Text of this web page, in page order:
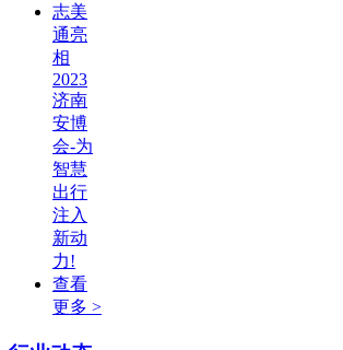
志美
通亮
相
2023
济南
安博
会-为
智慧
出行
注入
新动
力!
查看
更多 >